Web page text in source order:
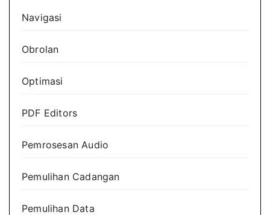
Navigasi
Obrolan
Optimasi
PDF Editors
Pemrosesan Audio
Pemulihan Cadangan
Pemulihan Data